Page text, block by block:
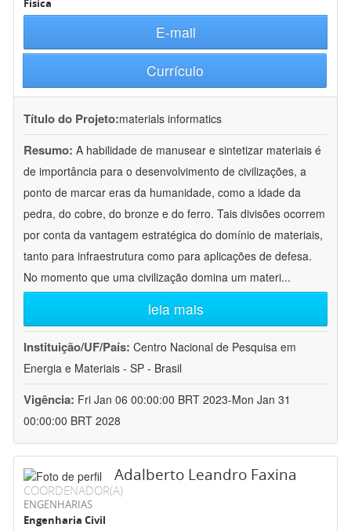
Física
E-mail
Currículo
Título do Projeto:materials informatics
Resumo: A habilidade de manusear e sintetizar materiais é
de importância para o desenvolvimento de civilizações, a
ponto de marcar eras da humanidade, como a idade da
pedra, do cobre, do bronze e do ferro. Tais divisões ocorrem
por conta da vantagem estratégica do domínio de materiais,
tanto para infraestrutura como para aplicações de defesa.
No momento que uma civilização domina um materi...
leia mais
Instituição/UF/País: Centro Nacional de Pesquisa em
Energia e Materiais - SP - Brasil
Vigência: Fri Jan 06 00:00:00 BRT 2023-Mon Jan 31
00:00:00 BRT 2028
Adalberto Leandro Faxina
COORDENADOR(A)
ENGENHARIAS
Engenharia Civil